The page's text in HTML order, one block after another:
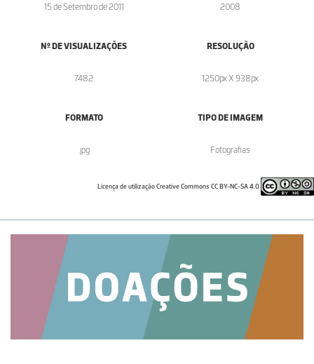
15 de Setembro de 2011 2008
Nº DE VISUALIZAÇÕES
7482
RESOLUÇÃO
1250px X 938px
FORMATO
.jpg
TIPO DE IMAGEM
Fotografias
Licença de utilização Creative Commons CC BY-NC-SA 4.0